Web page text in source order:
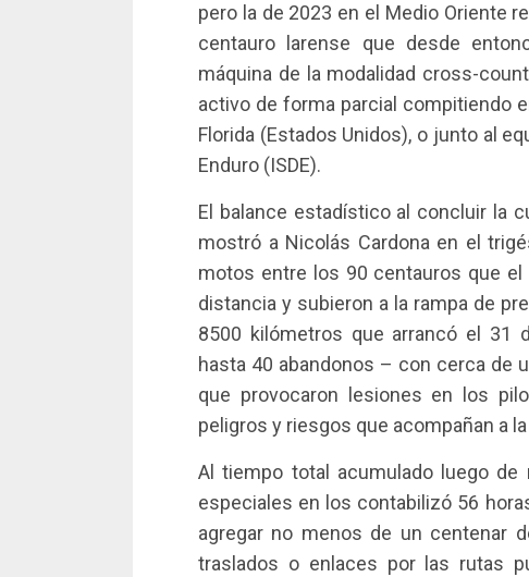
pero la de 2023 en el Medio Oriente
centauro larense que desde
máquina de la modalidad cross-
activo de forma parcial compitiendo
Florida (Estados Unidos), o junto al
Enduro (ISDE).
El balance estadístico al concluir la
mostró a Nicolás Cardona en el
motos entre los 90 centauros que
distancia y subieron a la rampa de
8500 kilómetros que arrancó el 31
hasta 40 abandonos – con cerca de
que provocaron lesiones en los
peligros y riesgos que acompañan a
Al tiempo total acumulado luego
especiales en los contabilizó 56
agregar no menos de un centenar
traslados o enlaces por las rutas